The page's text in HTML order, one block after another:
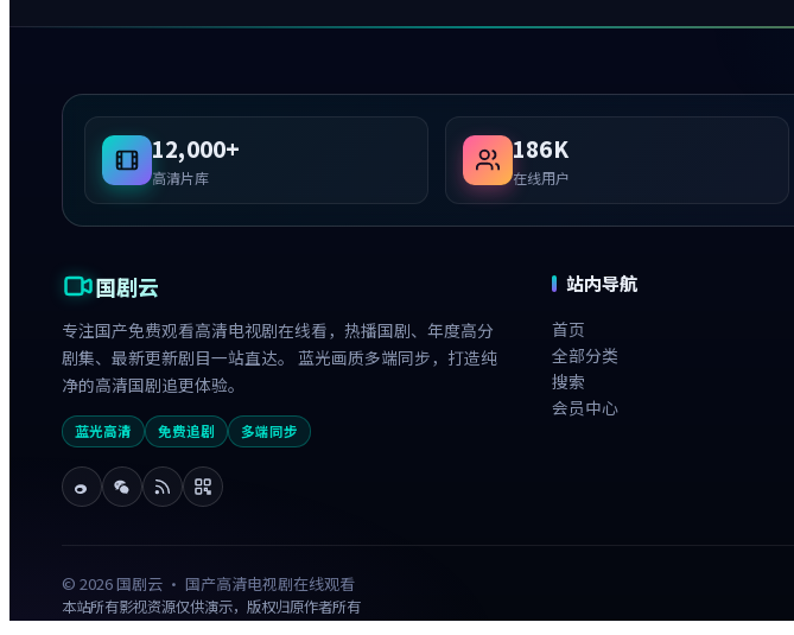
12,000+
高清片库
186K
在线用户
国剧云
专注国产免费观看高清电视剧在线看，热播国剧、年度高分
剧集、最新更新剧目一站直达。 蓝光画质多端同步，打造纯
净的高清国剧追更体验。
蓝光高清 免费追剧 多端同步
站内导航
首页
全部分类
搜索
会员中心
© 2026 国剧云 · 国产高清电视剧在线观看
本站所有影视资源仅供演示，版权归原作者所有